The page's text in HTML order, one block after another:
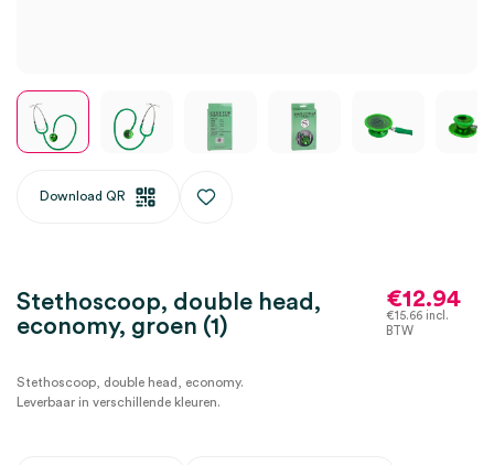
Download QR
Stethoscoop, double head,
economy, groen (1)
€12.94
€15.66 incl.
BTW
Stethoscoop, double head, economy.
Leverbaar in verschillende kleuren.